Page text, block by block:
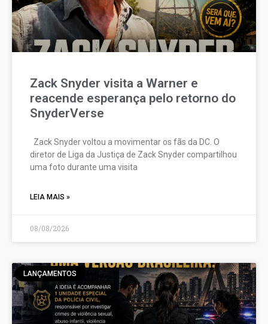
Zack Snyder visita a Warner e
reacende esperança pelo retorno do
SnyderVerse
Zack Snyder voltou a movimentar os fãs da DC. O
diretor de Liga da Justiça de Zack Snyder compartilhou
uma foto durante uma visita
LEIA MAIS »
08/08/2026
LANÇAMENTOS